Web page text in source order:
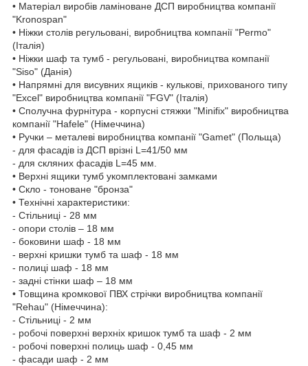
• Матеріал виробів ламіноване ДСП виробництва компанії
"Kronospan"
• Ніжки столів регульовані, виробництва компанії "Permo"
(Італія)
• Ніжки шаф та тумб - регульовані, виробництва компанії
"Siso" (Данія)
• Напрямні для висувних ящиків - кулькові, прихованого типу
"Excel" виробництва компанії "FGV" (Італія)
• Сполучна фурнітура - корпусні стяжки "Minifix" виробництва
компанії "Hafele" (Німеччина)
• Ручки – металеві виробництва компанії "Gamet" (Польща)
- для фасадів із ДСП врізні L=41/50 мм
- для скляних фасадів L=45 мм.
• Верхні ящики тумб укомплектовані замками
• Скло - тоноване "бронза"
• Технічні характеристики:
- Стільниці - 28 мм
- опори столів – 18 мм
- боковини шаф - 18 мм
- верхні кришки тумб та шаф - 18 мм
- полиці шаф - 18 мм
- задні стінки шаф – 18 мм
• Товщина кромкової ПВХ стрічки виробництва компанії
"Rehau" (Німеччина):
- Стільниці - 2 мм
- робочі поверхні верхніх кришок тумб та шаф - 2 мм
- робочі поверхні полиць шаф - 0,45 мм
- фасади шаф - 2 мм